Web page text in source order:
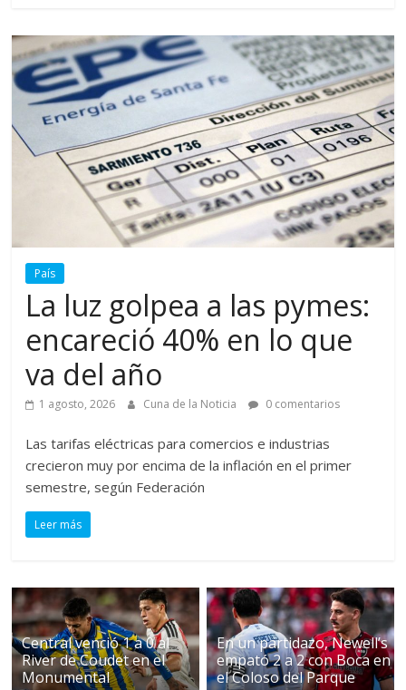
País
La luz golpea a las pymes:
encareció 40% en lo que
va del año
1 agosto, 2026 Cuna de la Noticia 0 comentarios
Las tarifas eléctricas para comercios e industrias
crecieron muy por encima de la inflación en el primer
semestre, según Federación
Leer más
Central venció 1 a 0 al
River de Coudet en el
Monumental
En un partidazo, Newell’s
empató 2 a 2 con Boca en
el Coloso del Parque